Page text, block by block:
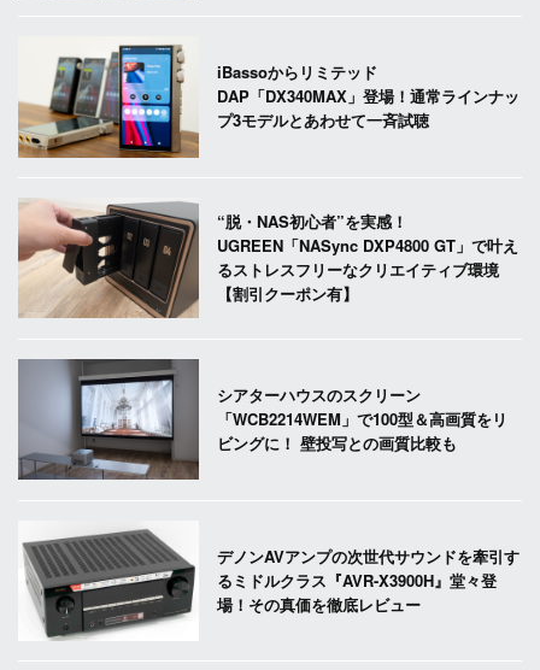
iBassoからリミテッド
DAP「DX340MAX」登場！通常ラインナッ
プ3モデルとあわせて一斉試聴
“脱・NAS初心者”を実感！
UGREEN「NASync DXP4800 GT」で叶え
るストレスフリーなクリエイティブ環境
【割引クーポン有】
シアターハウスのスクリーン
「WCB2214WEM」で100型＆高画質をリ
ビングに！ 壁投写との画質比較も
デノンAVアンプの次世代サウンドを牽引す
るミドルクラス『AVR-X3900H』堂々登
場！その真価を徹底レビュー